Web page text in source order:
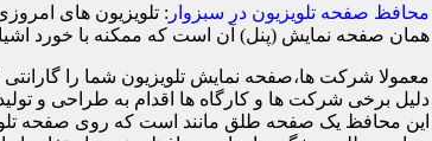
محافظ صفحه تلویزیون در سبزوار : تلویزیون های
همان صفحه نمایش (پنل) آن است که ممکنه با خورد اشیا و وارد
معمولا شرکت ها،صفحه نمایش تلویزیون شما را
این محافظ یک صفحه طلق مانند است که روی صفحه